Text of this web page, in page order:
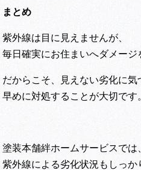
まとめ
紫外線は目に見えませんが、
毎日確実にお住まいへダメージ
だからこそ、見えない劣化に気
早めに対処することが大切です
塗装本舗絆ホームサービスでは
紫外線による劣化状況もしっ